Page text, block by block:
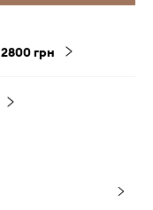
2800 грн